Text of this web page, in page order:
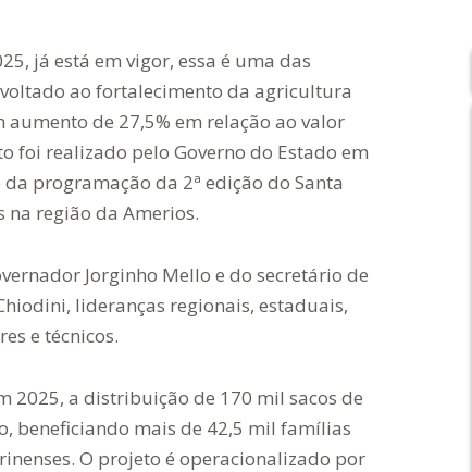
já está em vigor, essa é uma das
ao fortalecimento da agricultura
de 27,5% em relação ao valor
foi realizado pelo Governo do Estado em
programação da 2ª edição do Santa
na região da Amerios.
Jorginho Mello e do secretário de
lideranças regionais, estaduais,
e técnicos.
2025, a distribuição de 170 mil sacos de
beneficiando mais de 42,5 mil famílias
O projeto é operacionalizado por